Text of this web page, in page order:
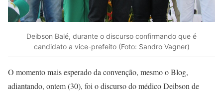
Deibson Balé, durante o discurso confirmando que é
candidato a vice-prefeito (Foto: Sandro Vagner)
O momento mais esperado da convenção, mesmo o Blog,
adiantando, ontem (30), foi o discurso do médico Deibson de